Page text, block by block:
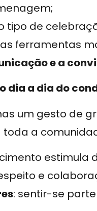
tipo de
ferramentas
e a
dia a dia do
um gesto de
a
estimula
e
: sentir-se